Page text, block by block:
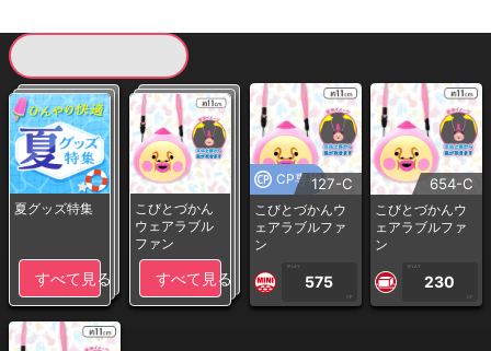
夏グッズ特集
すべて見る
こびとづかん
ウェアラブル
ファン
すべて見る
CP専用127-C
こびとづかんウ
ェアラブルファ
ン
1PLAY
575
CP
654-C
こびとづかんウ
ェアラブルファ
ン
1PLAY
230
CP